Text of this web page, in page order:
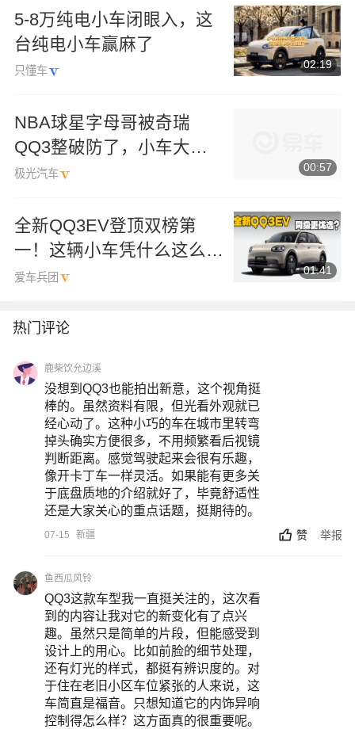
5-8万纯电小车闭眼入，这
台纯电小车赢麻了
只懂车
02:19
NBA球星字母哥被奇瑞
QQ3整破防了，小车大空
间，惊到跷二郎腿。
极光汽车
00:57
全新QQ3EV登顶双榜第
一！这辆小车凭什么这么
“横”？
爱车兵团
01:41
热门评论
鹿柴饮允边溪
没想到QQ3也能拍出新意，这个视角挺
棒的。虽然资料有限，但光看外观就已
经心动了。这种小巧的车在城市里转弯
掉头确实方便很多，不用频繁看后视镜
判断距离。感觉驾驶起来会很有乐趣，
像开卡丁车一样灵活。如果能有更多关
于底盘质地的介绍就好了，毕竟舒适性
还是大家关心的重点话题，挺期待的。
07-15 新疆 赞 举报
鱼西瓜风铃
QQ3这款车型我一直挺关注的，这次看
到的内容让我对它的新变化有了点兴
趣。虽然只是简单的片段，但能感受到
设计上的用心。比如前脸的细节处理，
还有灯光的样式，都挺有辨识度的。对
于住在老旧小区车位紧张的人来说，这
车简直是福音。只想知道它的内饰异响
控制得怎么样？这方面真的很重要呢。